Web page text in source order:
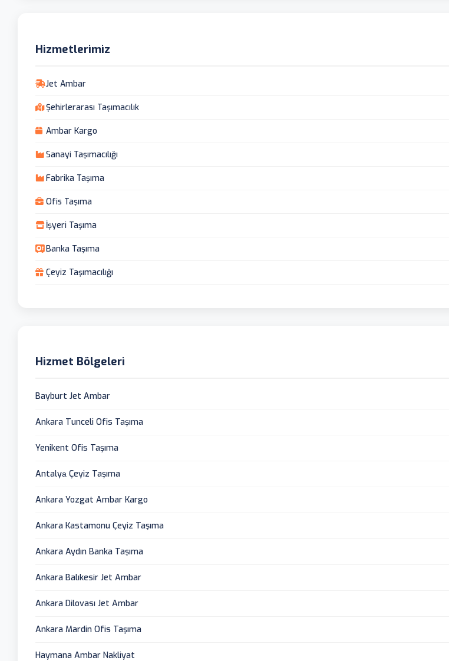
Hizmetlerimiz
Jet Ambar
Şehirlerarası Taşımacılık
Ambar Kargo
Sanayi Taşımacılığı
Fabrika Taşıma
Ofis Taşıma
İşyeri Taşıma
Banka Taşıma
Çeyiz Taşımacılığı
Hizmet Bölgeleri
Bayburt Jet Ambar
Ankara Tunceli Ofis Taşıma
Yenikent Ofis Taşıma
Antalyа Çeyiz Taşıma
Ankara Yozgat Ambar Kargo
Ankara Kastamonu Çeyiz Taşıma
Ankara Aydın Banka Taşıma
Ankara Balıkesir Jet Ambar
Ankara Dilovası Jet Ambar
Ankara Mardin Ofis Taşıma
Haymana Ambar Nakliyat